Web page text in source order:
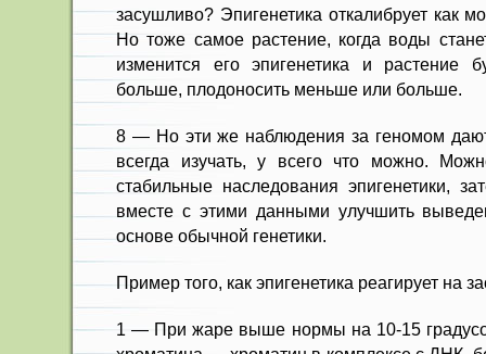
засушливо? Эпигенетика откалибрует как
Но тоже самое растение, когда воды
изменится его эпигенетика и растение
больше, плодоносить меньше или больше.
8 — Но эти же наблюдения за геномом
всегда изучать, у всего что можно.
стабильные наследования эпигенетики,
вместе с этими данными улучшить
основе обычной генетики.
Пример того, как эпигенетика реагирует на
1 — При жаре выше нормы на 10-15